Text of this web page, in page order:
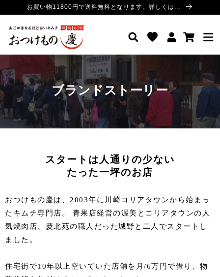
ンツにお買い物11800円で送料無料となります。詳しくは...
グ
イ
ー
ブランドストーリー
スタートは人通りの少ない
たった一坪のお店
おつけもの慶は、2003年に川崎コリアタウンから始まっ
たキムチ専門店。 青果店経営の渥美とコリアタウンの人
気焼肉店、慶北苑の職人だった城野と二人でスタートし
ました。
住宅街で10年以上空いていた店舗を月/6万円で借り、物